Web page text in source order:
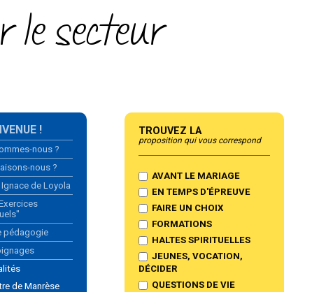
le secteur
Trouvez la
proposition qui vous correspond
AVANT LE MARIAGE
EN TEMPS D'ÉPREUVE
FAIRE UN CHOIX
FORMATIONS
HALTES SPIRITUELLES
JEUNES, VOCATION,
DÉCIDER
QUESTIONS DE VIE
!
nous ?
nous ?
de Loyola
pédagogie
de Manrèse